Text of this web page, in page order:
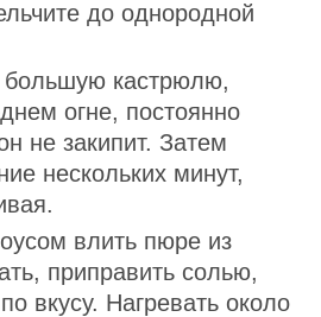
до однородной
большую кастрюлю,
огне, постоянно
не закипит. Затем
нескольких минут,
влить пюре из
приправить солью,
вкусу. Нагревать около